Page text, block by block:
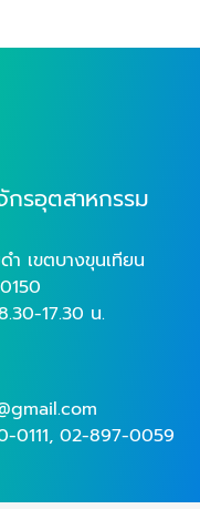
รอุตสาหกรรม
เขตบางขุนเทียน
17.30 น.
0111, 02-897-0059